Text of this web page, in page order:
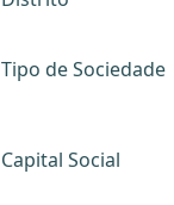
Tipo de Sociedade
Capital Social